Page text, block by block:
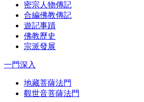
密宗人物傳記
合編佛教傳記
遊記事蹟
佛教歷史
宗派發展
一門深入
地藏菩薩法門
觀世音菩薩法門